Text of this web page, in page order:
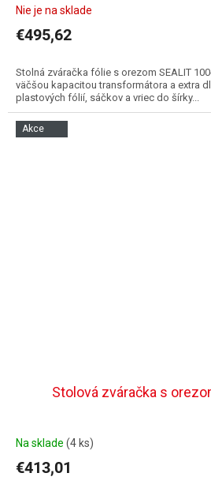
Nie je na sklade
€495,62
Stolná zváračka fólie s orezom SEALIT
väčšou kapacitou transformátora a extra
plastových fólií, sáčkov a vriec do šírky...
Akce
Stolová zváračka s
Na sklade (4 ks)
€413,01